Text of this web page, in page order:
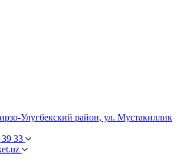
Улугбекский район, ул. Мустакиллик
33